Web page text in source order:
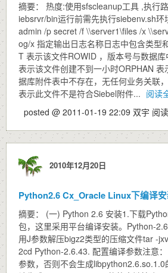
摘要： 热度:使用sfscleanup工具 ,执行
iebsrvr/bin运行前需先执行siebenv.sh
admin /p secret /f \\server1\files /x
og/x 指定输出日志名称日志中包含类型
T 表示该文件ROWID ，版本号与数据
表示该文件创建不到一小时ORPHAN
据库附件表中不存在，无任何业务关联
表示此文件不是符合Siebel附件... 阅读
posted @ 2011-01-19 22:09 双宇 阅
2010年12月20日
Python2.6 Cx_Oracle Linux下编译
摘要： (一) Python 2.6 安装1.下载
包，这里采用平台编译安装。Python-
用J参数解压bigz2类型的压缩文件tar -
2cd Python-2.6.43. 配置编译参数注意
参数，否则不会生成